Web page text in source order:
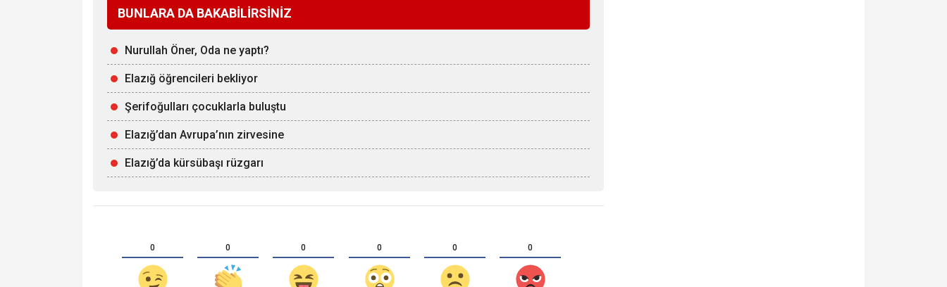
BUNLARA DA BAKABİLİRSİNİZ
Nurullah Öner, Oda ne yaptı?
Elazığ öğrencileri bekliyor
Şerifoğulları çocuklarla buluştu
Elazığ’dan Avrupa’nın zirvesine
Elazığ’da kürsübaşı rüzgarı
0 0 0 0 0 0